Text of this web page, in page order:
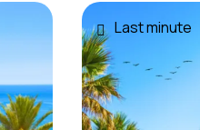
Last minute